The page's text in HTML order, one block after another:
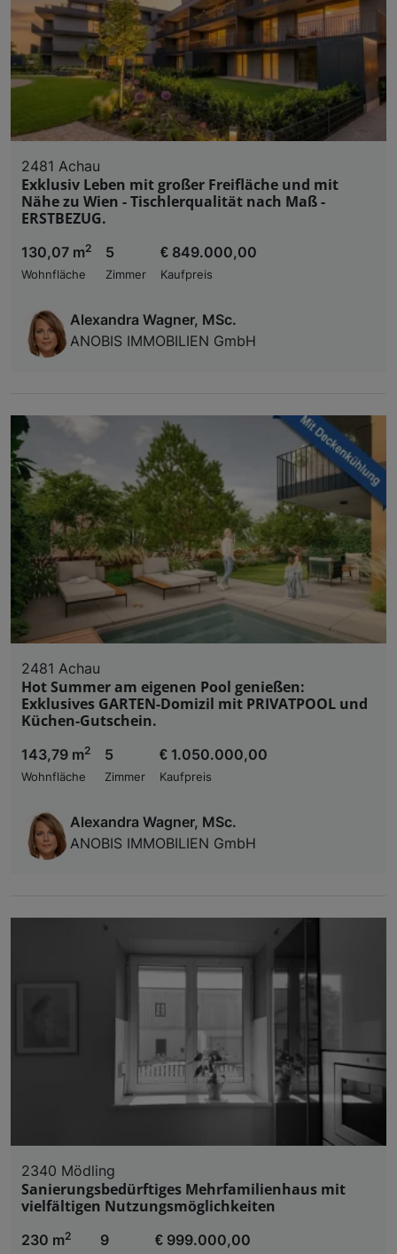
2481 Achau
Exklusiv Leben mit großer Freifläche und mit
Nähe zu Wien - Tischlerqualität nach Maß -
ERSTBEZUG.
130,07 m2
Wohnfläche
5
Zimmer
€ 849.000,00
Kaufpreis
Alexandra Wagner, MSc.
ANOBIS IMMOBILIEN GmbH
2481 Achau
Hot Summer am eigenen Pool genießen:
Exklusives GARTEN-Domizil mit PRIVATPOOL und
Küchen-Gutschein.
143,79 m2
Wohnfläche
5
Zimmer
€ 1.050.000,00
Kaufpreis
Alexandra Wagner, MSc.
ANOBIS IMMOBILIEN GmbH
2340 Mödling
Sanierungsbedürftiges Mehrfamilienhaus mit
vielfältigen Nutzungsmöglichkeiten
230 m2
9 € 999.000,00